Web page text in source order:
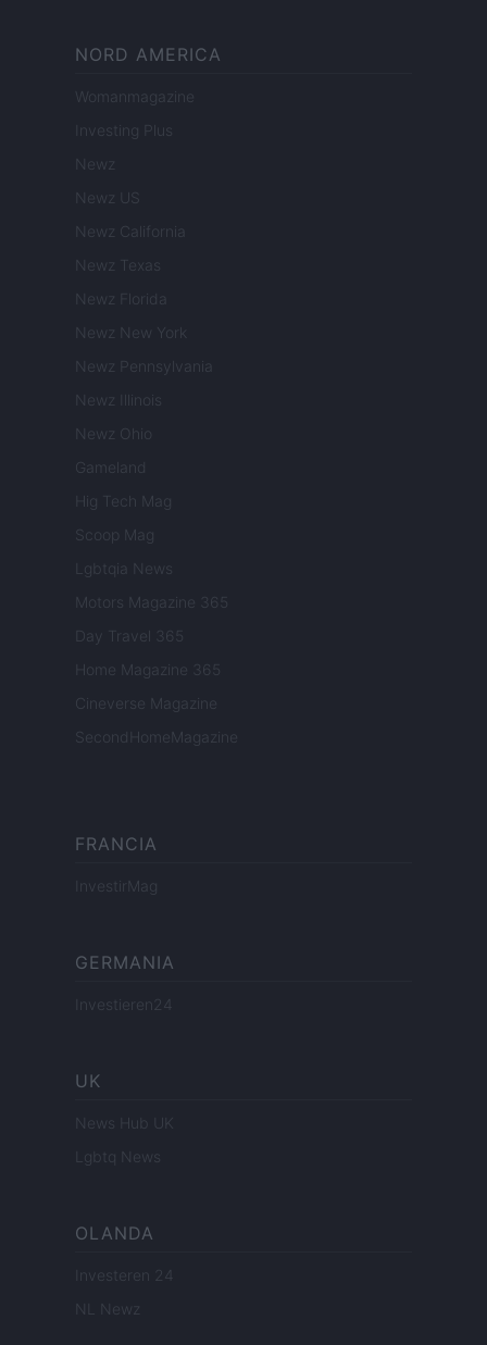
NORD AMERICA
Womanmagazine
Investing Plus
Newz
Newz US
Newz California
Newz Texas
Newz Florida
Newz New York
Newz Pennsylvania
Newz Illinois
Newz Ohio
Gameland
Hig Tech Mag
Scoop Mag
Lgbtqia News
Motors Magazine 365
Day Travel 365
Home Magazine 365
Cineverse Magazine
SecondHomeMagazine
FRANCIA
InvestirMag
GERMANIA
Investieren24
UK
News Hub UK
Lgbtq News
OLANDA
Investeren 24
NL Newz